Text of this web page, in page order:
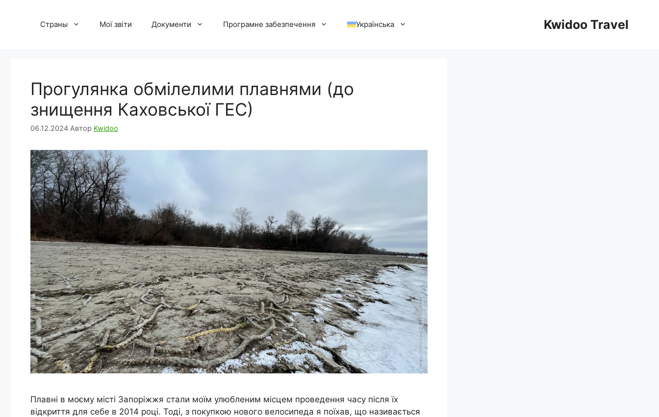
Kwidoo Travel
Страны Мої звіти Документи Програмне забезпечення Українська
Прогулянка обмілелими плавнями (до
знищення Каховської ГЕС)
06.12.2024 Автор Kwidoo
Плавні в моєму місті Запоріжжя стали моїм улюбленим місцем проведення часу після їх
відкриття для себе в 2014 році. Тоді, з покупкою нового велосипеда я поїхав, що називається